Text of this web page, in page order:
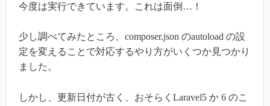
今度は実行できています。これは面倒…！
少し調べてみたところ、composer.json のautoload の設
定を変えることで対応するやり方がいくつか見つかり
ました。
しかし、更新日付が古く、おそらくLaravel5 か 6 のこ